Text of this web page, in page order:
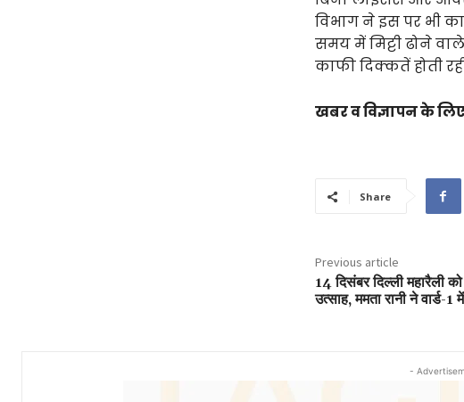
विभाग ने इस पर भी
समय में मिट्टी ढोने
काफी दिक्कतें होती
खबर व विज्ञापन के
Share
Previous article
14 दिसंबर दिल्ली महारैली
उत्साह, ममता रानी ने वार्ड-
-